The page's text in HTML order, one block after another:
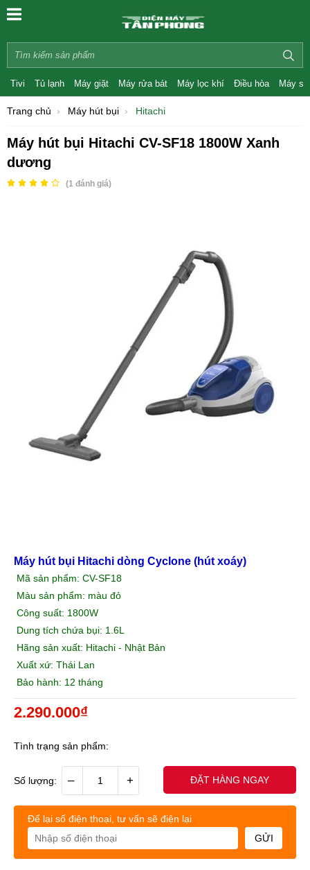
Tivi Tủ lạnh Máy giặt Máy rửa bát Máy lọc khí Điều hòa Máy
Trang chủ Máy hút bụi Hitachi
Máy hút bụi Hitachi CV-SF18 1800W Xanh
dương
(1 đánh giá)
Máy hút bụi Hitachi dòng Cyclone (hút xoáy)
Mã sản phẩm: CV-SF18
Màu sản phẩm: màu đỏ
Công suất: 1800W
Dung tích chứa bụi: 1.6L
Hãng sản xuất: Hitachi - Nhật Bản
Xuất xứ: Thái Lan
Bảo hành: 12 tháng
2.290.000₫
Tình trạng sản phẩm:
Số lượng: – + ĐẶT HÀNG NGAY
Để lại số điện thoại, tư vấn sẽ điện lại
GỬI